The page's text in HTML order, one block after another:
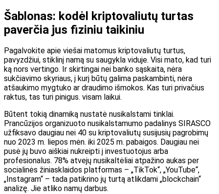
Šablonas: kodėl kriptovaliutų turtas
paverčia jus fiziniu taikiniu
Pagalvokite apie viešai matomus kriptovaliutų turtus,
pavyzdžiui, stiklinį namą su saugykla viduje. Visi mato, kad turi
ką nors vertingo. Ir skirtingai nei banko sąskaita, nėra
sukčiavimo skyriaus, į kurį būtų galima paskambinti, nėra
atšaukimo mygtuko ar draudimo išmokos. Kas turi privačius
raktus, tas turi pinigus. visam laikui.
Būtent tokią dinamiką nustatė nusikalstami tinklai.
Prancūzijos organizuoto nusikalstamumo padalinys SIRASCO
užfiksavo daugiau nei 40 su kriptovaliutų susijusių pagrobimų
nuo 2023 m. liepos mėn. iki 2025 m. pabaigos. Daugiau nei
pusė jų buvo aiškiai nukreipti į investuotojus arba
profesionalus. 78% atvejų nusikaltėliai atpažino aukas per
socialinės žiniasklaidos platformas – „TikTok“, „YouTube“,
„Instagram“ – tada patikrino jų turtą atlikdami „blockchain“
analizę. Jie atliko namų darbus.